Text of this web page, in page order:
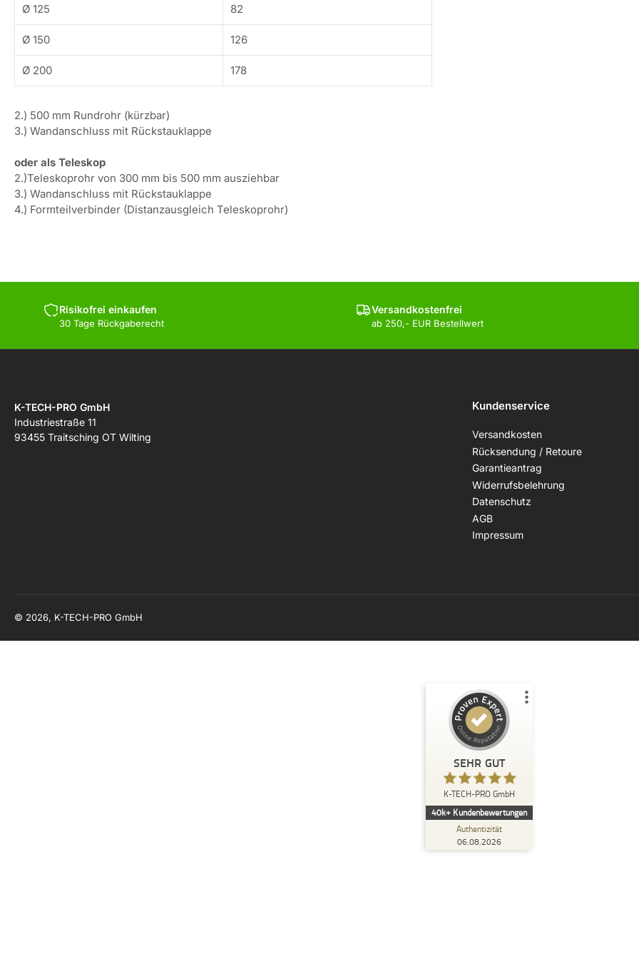
Ø 125 82
Ø 150 126
Ø 200 178
2.) 500 mm Rundrohr (kürzbar)
3.) Wandanschluss mit Rückstauklappe
oder als Teleskop
2.)Teleskoprohr von 300 mm bis 500 mm ausziehbar
3.) Wandanschluss mit Rückstauklappe
4.) Formteilverbinder (Distanzausgleich Teleskoprohr)
Risikofrei einkaufen
30 Tage Rückgaberecht
Versandkostenfrei
ab 250,- EUR Bestellwert
K-TECH-PRO GmbH
Industriestraße 11
93455 Traitsching OT Wilting
Kundenservice
Versandkosten
Rücksendung / Retoure
Garantieantrag
Widerrufsbelehrung
Datenschutz
AGB
Impressum
© 2026, K-TECH-PRO GmbH
SEHR GUT
K-TECH-PRO GmbH
40k+ Kundenbewertungen
Authentizität
06.08.2026
Kundenbewertungen und Erfahrungen zu
K-TECH-PRO GmbH
Empfehlungen auf
ProvenExpert.com
SEHR GUT
4,96
Bewertungen auf
Bewertungen von